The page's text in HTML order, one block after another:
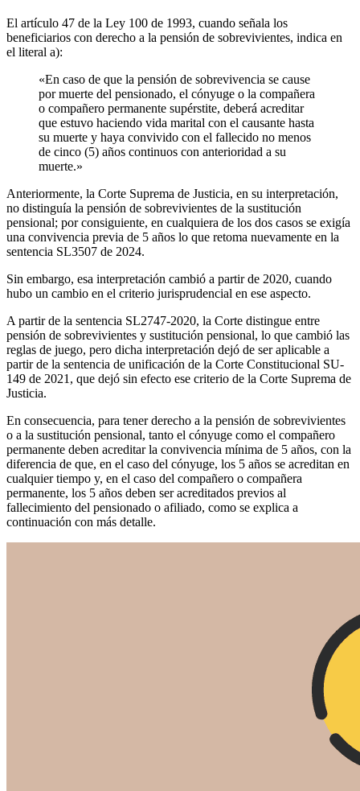
El artículo 47 de la Ley 100 de 1993, cuando señala los
beneficiarios con derecho a la pensión de sobrevivientes, indica en
el literal a):
«En caso de que la pensión de sobrevivencia se cause
por muerte del pensionado, el cónyuge o la compañera
o compañero permanente supérstite, deberá acreditar
que estuvo haciendo vida marital con el causante hasta
su muerte y haya convivido con el fallecido no menos
de cinco (5) años continuos con anterioridad a su
muerte.»
Anteriormente, la Corte Suprema de Justicia, en su interpretación,
no distinguía la pensión de sobrevivientes de la sustitución
pensional; por consiguiente, en cualquiera de los dos casos se exigía
una convivencia previa de 5 años lo que retoma nuevamente en la
sentencia SL3507 de 2024.
Sin embargo, esa interpretación cambió a partir de 2020, cuando
hubo un cambio en el criterio jurisprudencial en ese aspecto.
A partir de la sentencia SL2747-2020, la Corte distingue entre
pensión de sobrevivientes y sustitución pensional, lo que cambió las
reglas de juego, pero dicha interpretación dejó de ser aplicable a
partir de la sentencia de unificación de la Corte Constitucional SU-
149 de 2021, que dejó sin efecto ese criterio de la Corte Suprema de
Justicia.
En consecuencia, para tener derecho a la pensión de sobrevivientes
o a la sustitución pensional, tanto el cónyuge como el compañero
permanente deben acreditar la convivencia mínima de 5 años, con la
diferencia de que, en el caso del cónyuge, los 5 años se acreditan en
cualquier tiempo y, en el caso del compañero o compañera
permanente, los 5 años deben ser acreditados previos al
fallecimiento del pensionado o afiliado, como se explica a
continuación con más detalle.